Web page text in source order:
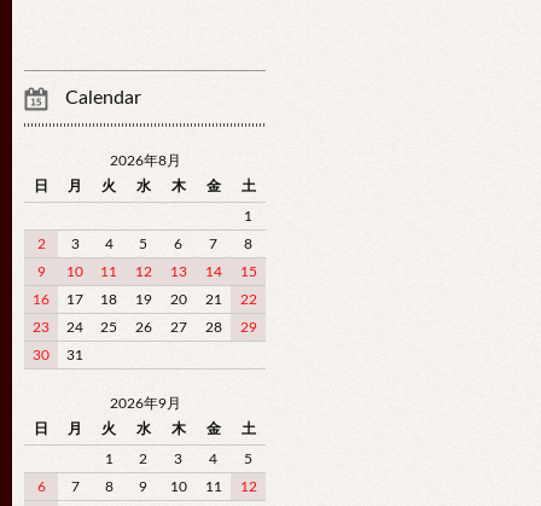
Calendar
2026年8月
日
月 火 水 木 金 土
1
2
3 4 5 6 7
8
9
10 11 12 13 14
15
16
17 18 19 20 21
22
23
24 25 26 27 28
29
30
31
2026年9月
日
月 火 水 木 金 土
1 2 3 4
5
6
7 8 9 10 11
12